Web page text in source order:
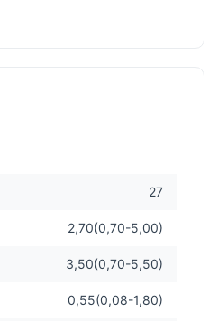
27
2,70(0,70-5,00)
3,50(0,70-5,50)
0,55(0,08-1,80)